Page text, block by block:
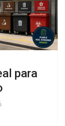
para